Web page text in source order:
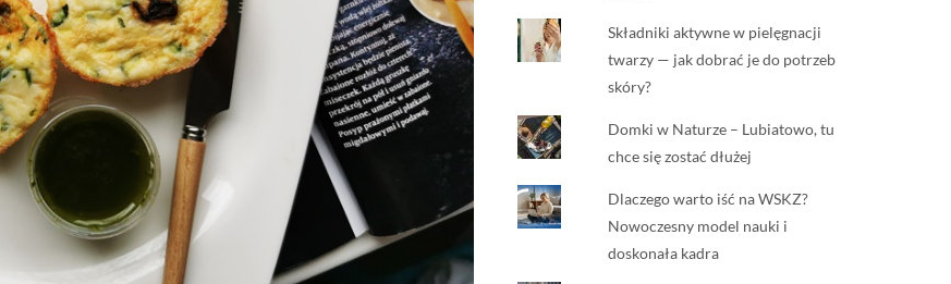
Składniki aktywne w pielęgnacji
twarzy — jak dobrać je do potrzeb
skóry?
Domki w Naturze – Lubiatowo, tu
chce się zostać dłużej
Dlaczego warto iść na WSKZ?
Nowoczesny model nauki i
doskonała kadra